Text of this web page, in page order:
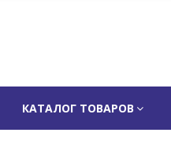
КАТАЛОГ ТОВАРОВ